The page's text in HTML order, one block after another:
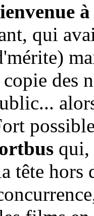
qui
des
qui,
tête